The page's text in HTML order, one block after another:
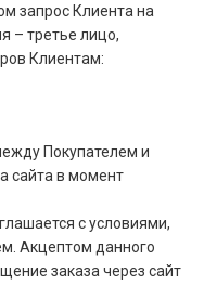
запрос Клиента на
– третье лицо,
Клиентам:
Покупателем и
сайта в момент
с условиями,
Акцептом данного
заказа через сайт